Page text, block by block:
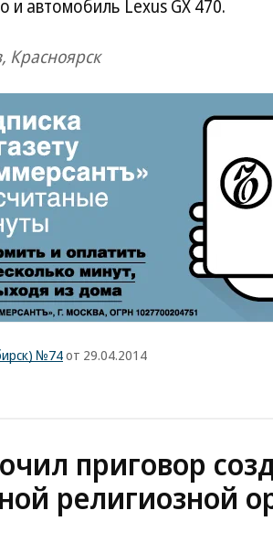
и автомобиль Lexus GX 470.
№74от 29.04.2014
приговор
религиозной